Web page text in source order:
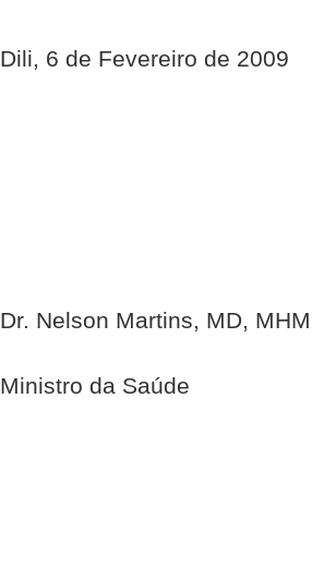
Dili, 6 de Fevereiro de 2009
Dr. Nelson Martins, MD,
Ministro da Saúde